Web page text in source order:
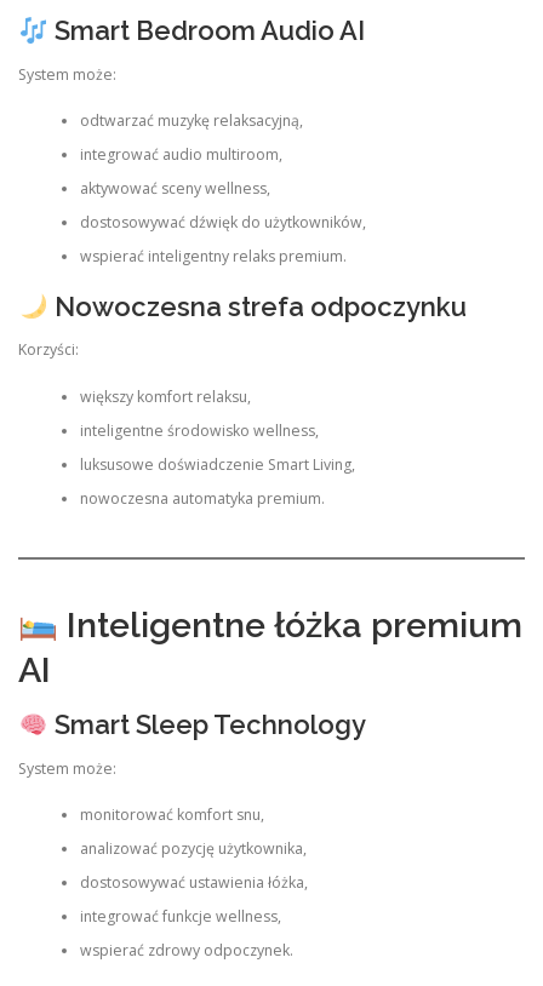
Smart Bedroom Audio AI
System może:
odtwarzać muzykę relaksacyjną,
integrować audio multiroom,
aktywować sceny wellness,
dostosowywać dźwięk do użytkowników,
wspierać inteligentny relaks premium.
Nowoczesna strefa odpoczynku
Korzyści:
większy komfort relaksu,
inteligentne środowisko wellness,
luksusowe doświadczenie Smart Living,
nowoczesna automatyka premium.
Inteligentne łóżka premium
AI
Smart Sleep Technology
System może:
monitorować komfort snu,
analizować pozycję użytkownika,
dostosowywać ustawienia łóżka,
integrować funkcje wellness,
wspierać zdrowy odpoczynek.